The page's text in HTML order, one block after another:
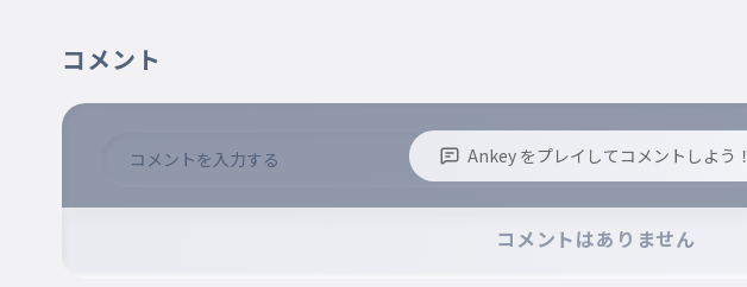
コメント
Ankey をプレイしてコメントしよう！
コメントはありません